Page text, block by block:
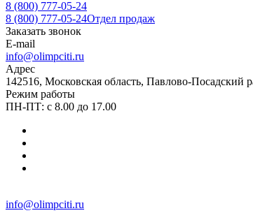
8 (800) 777-05-24
8 (800) 777-05-24Отдел продаж
Заказать звонок
E-mail
info@olimpciti.ru
Адрес
142516, Московская область, Павлово-Посадский
Режим работы
ПН-ПТ: с 8.00 до 17.00
info@olimpciti.ru